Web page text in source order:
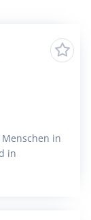
in
in